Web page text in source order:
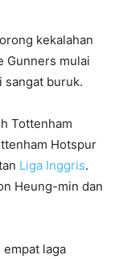
kekalahan
Gunners mulai
sangat buruk.
Tottenham
Hotspur
Liga Inggris.
Heung-min dan
laga